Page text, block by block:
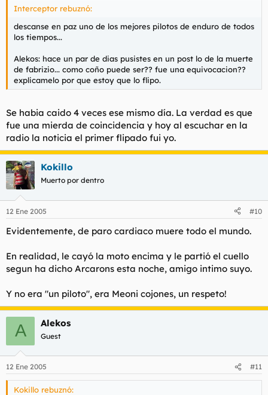
Interceptor rebuznó:
descanse en paz uno de los mejores pilotos de enduro de todos
los tiempos...
Alekos: hace un par de dias pusistes en un post lo de la muerte
de fabrizio... como coño puede ser?? fue una equivocacion??
explicamelo por que estoy que lo flipo.
Se habia caido 4 veces ese mismo día. La verdad es que
fue una mierda de coincidencia y hoy al escuchar en la
radio la noticia el primer flipado fui yo.
Kokillo
Muerto por dentro
12 Ene 2005 #10
Evidentemente, de paro cardiaco muere todo el mundo.
En realidad, le cayó la moto encima y le partió el cuello
segun ha dicho Arcarons esta noche, amigo intimo suyo.
Y no era "un piloto", era Meoni cojones, un respeto!
A Alekos
Guest
12 Ene 2005 #11
Kokillo rebuznó: